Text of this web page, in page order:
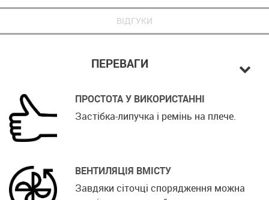
ВІДГУКИ
ПЕРЕВАГИ
ПРОСТОТА У ВИКОРИСТАННІ
Застібка-липучка і ремінь на плече.
ВЕНТИЛЯЦІЯ ВМІСТУ
Завдяки сіточці спорядження можна